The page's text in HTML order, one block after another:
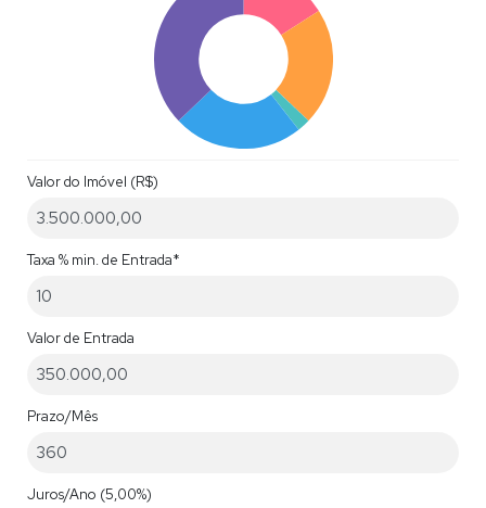
Valor do Imóvel (R$)
Taxa % min. de Entrada*
Valor de Entrada
Prazo/Mês
Juros/Ano (5,00%)